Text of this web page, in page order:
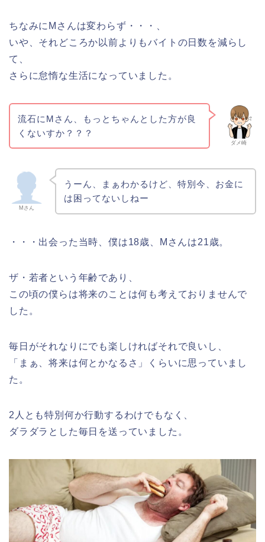
ちなみにMさんは変わらず・・・、
いや、それどころか以前よりもバイトの日数を減らし
て、
さらに怠惰な生活になっていました。
ダメ崎
流石にMさん、もっとちゃんとした方が良
くないすか？？？
Mさん
うーん、まぁわかるけど、特別今、お金に
は困ってないしねー
・・・出会った当時、僕は18歳、Mさんは21歳。
ザ・若者という年齢であり、
この頃の僕らは将来のことは何も考えておりませんで
した。
毎日がそれなりにでも楽しければそれで良いし、
「まぁ、将来は何とかなるさ」くらいに思っていまし
た。
2人とも特別何か行動するわけでもなく、
ダラダラとした毎日を送っていました。